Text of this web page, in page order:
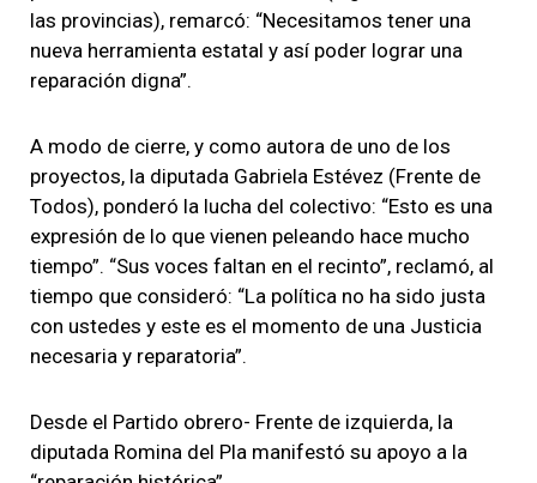
las provincias), remarcó: “Necesitamos tener una
nueva herramienta estatal y así poder lograr una
reparación digna”.
A modo de cierre, y como autora de uno de los
proyectos, la diputada Gabriela Estévez (Frente de
Todos), ponderó la lucha del colectivo: “Esto es una
expresión de lo que vienen peleando hace mucho
tiempo”. “Sus voces faltan en el recinto”, reclamó, al
tiempo que consideró: “La política no ha sido justa
con ustedes y este es el momento de una Justicia
necesaria y reparatoria”.
Desde el Partido obrero- Frente de izquierda, la
diputada Romina del Pla manifestó su apoyo a la